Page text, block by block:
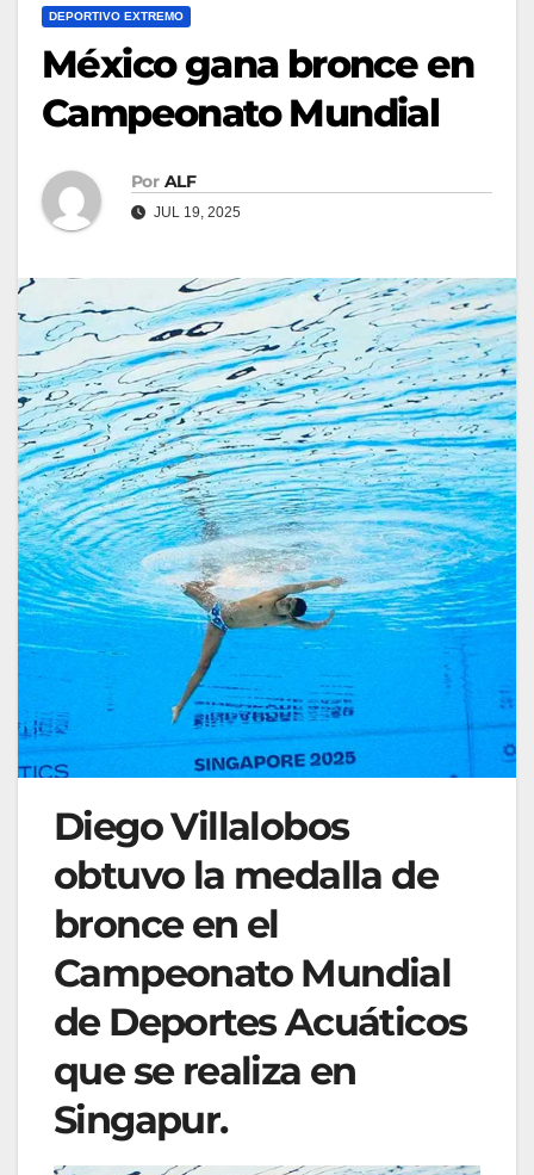
DEPORTIVO EXTREMO
México gana bronce en
Campeonato Mundial
Por ALF
JUL 19, 2025
Diego Villalobos
obtuvo la medalla de
bronce en el
Campeonato Mundial
de Deportes Acuáticos
que se realiza en
Singapur.